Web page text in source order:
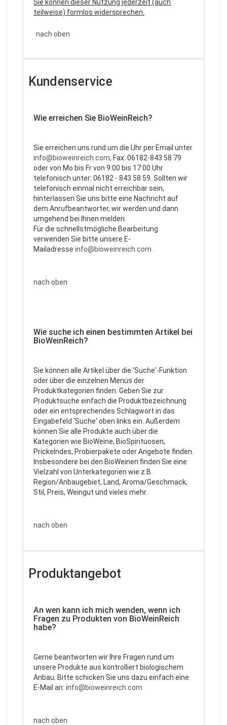
Sie können dieser Nutzung jederzeit (auch
teilweise) formlos widersprechen.
nach oben
Kundenservice
Wie erreichen Sie BioWeinReich?
Sie erreichen uns rund um die Uhr per Email unter
info@bioweinreich.com, Fax: 06182-843 58 79
oder von Mo bis Fr von 9:00 bis 17:00 Uhr
telefonisch unter: 06182 - 843 58 59. Sollten wir
telefonisch einmal nicht erreichbar sein,
hinterlassen Sie uns bitte eine Nachricht auf
dem Anrufbeantworter, wir werden und dann
umgehend bei Ihnen melden.
Für die schnellstmögliche Bearbeitung
verwenden Sie bitte unsere E-
Mailadresse info@bioweinreich.com
nach oben
Wie suche ich einen bestimmten Artikel bei
BioWeinReich?
Sie können alle Artikel über die 'Suche'-Funktion
oder über die einzelnen Menüs der
Produktkategorien finden. Geben Sie zur
Produktsuche einfach die Produktbezeichnung
oder ein entsprechendes Schlagwort in das
Eingabefeld 'Suche' oben links ein. Außerdem
können Sie alle Produkte auch über die
Kategorien wie BioWeine, BioSpirituosen,
Prickelndes, Probierpakete oder Angebote finden.
Insbesondere bei den BioWeinen finden Sie eine
Vielzahl von Unterkategorien wie z.B.
Region/Anbaugebiet, Land, Aroma/Geschmack,
Stil, Preis, Weingut und vieles mehr.
nach oben
Produktangebot
An wen kann ich mich wenden, wenn ich
Fragen zu Produkten von BioWeinReich
habe?
Gerne beantworten wir Ihre Fragen rund um
unsere Produkte aus kontrolliert biologischem
Anbau. Bitte schicken Sie uns dazu einfach eine
E-Mail an: info@bioweinreich.com
nach oben